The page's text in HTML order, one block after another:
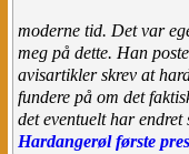
moderne tid. Det var
meg på dette. Han
avisartikler skrev at
fundere på om det
det eventuelt har
Hardangerøl første